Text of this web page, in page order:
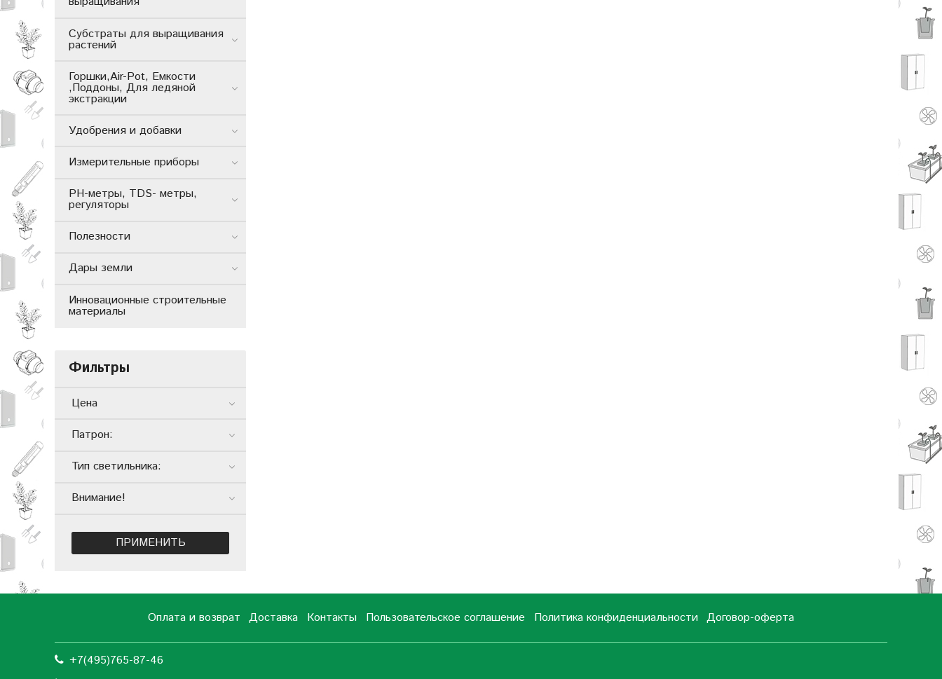
Субстраты для выращивания
растений
Горшки,Air-Pot, Емкости
,Поддоны, Для ледяной
экстракции
Удобрения и добавки
Измерительные приборы
РН-метры, TDS- метры,
регуляторы
Полезности
Дары земли
Инновационные строительные
материалы
Фильтры
Цена
Патрон:
Тип светильника:
Внимание!
ПРИМЕНИТЬ
Оплата и возврат Доставка Контакты Пользовательское соглашение Политика конфиденциальности Договор-оферта
+7(495)765-87-46